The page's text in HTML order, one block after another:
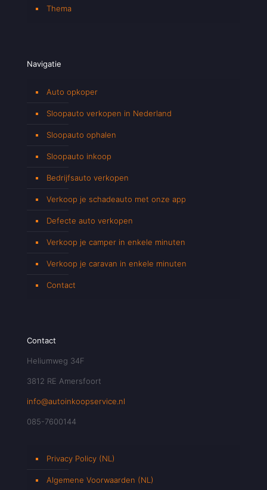
Thema
Navigatie
Auto opkoper
Sloopauto verkopen in Nederland
Sloopauto ophalen
Sloopauto inkoop
Bedrijfsauto verkopen
Verkoop je schadeauto met onze app
Defecte auto verkopen
Verkoop je camper in enkele minuten
Verkoop je caravan in enkele minuten
Contact
Contact
Heliumweg 34F
3812 RE Amersfoort
info@autoinkoopservice.nl
085-7600144
Privacy Policy (NL)
Algemene Voorwaarden (NL)